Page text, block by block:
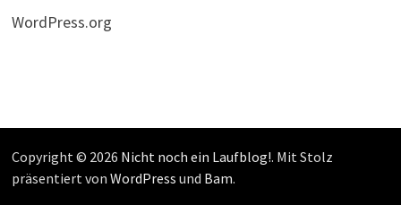
WordPress.org
Copyright © 2026 Nicht noch ein Laufblog!. Mit Stolz
präsentiert von WordPress und Bam.